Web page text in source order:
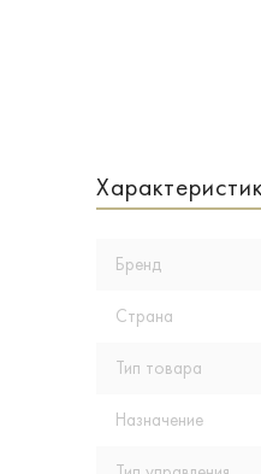
Бренд
Страна
Тип товара
Назначение